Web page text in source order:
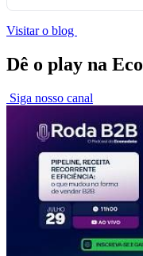
Visitar o blog
Dê o play na
Siga nosso canal